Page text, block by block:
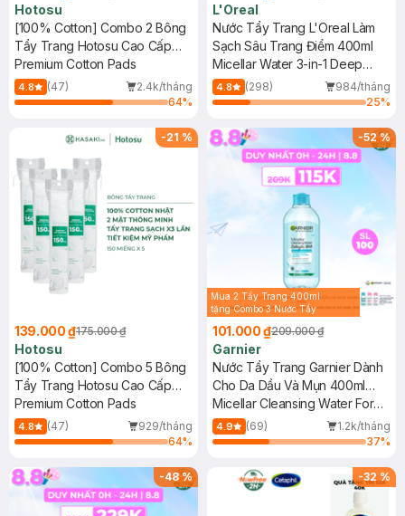
Hotosu
[100% Cotton] Combo 2 Bông
Tẩy Trang Hotosu Cao Cấp
150 Miếng
Premium Cotton Pads
4.8 (47)
2.4k/tháng
64%
L'Oreal
Nước Tẩy Trang L'Oreal Làm
Sạch Sâu Trang Điểm 400ml
Micellar Water 3-in-1 Deep
Cleansing Even For Sensitive
Skin
4.8 (298)
984/tháng
25%
-21 %
139.000 ₫175.000 ₫
Hotosu
[100% Cotton] Combo 5 Bông
Tẩy Trang Hotosu Cao Cấp
150 Miếng
Premium Cotton Pads
4.8 (47)
929/tháng
64%
-52%
Mua 2 Tẩy Trang 400ml
tặng Combo 3 Nước Tẩy
Nhiên)
101.000 ₫209.000 ₫
Garnier
Nước Tẩy Trang Garnier Dành
Cho Da Dầu Và Mụn 400ml
(Mới)
Micellar Cleansing Water For
Oily & Acne-Prone Skin New
4.9 (69)
1.2k/tháng
37%
-48% -32 %